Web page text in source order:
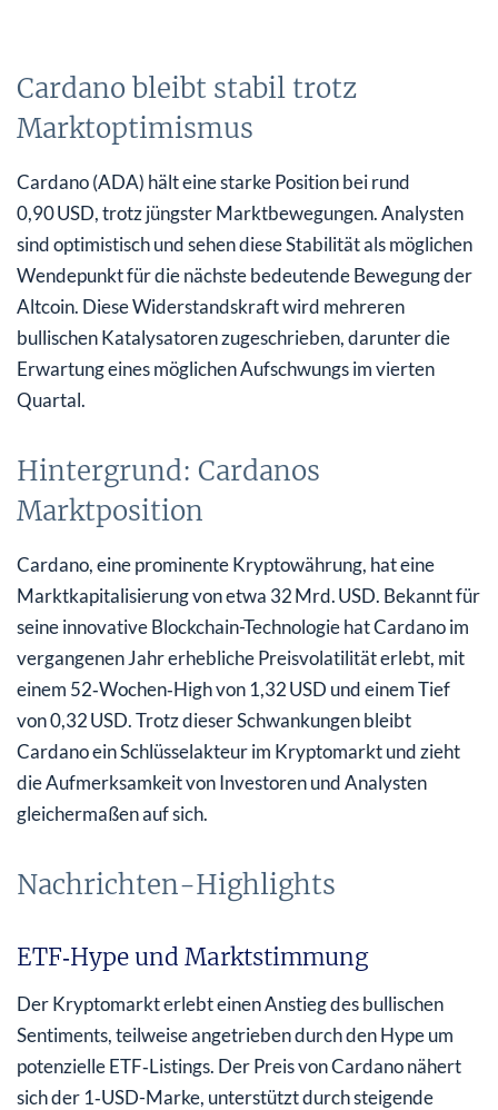
Cardano bleibt stabil trotz
Marktoptimismus
Cardano (ADA) hält eine starke Position bei rund
0,90 USD, trotz jüngster Marktbewegungen. Analysten
sind optimistisch und sehen diese Stabilität als möglichen
Wendepunkt für die nächste bedeutende Bewegung der
Altcoin. Diese Widerstandskraft wird mehreren
bullischen Katalysatoren zugeschrieben, darunter die
Erwartung eines möglichen Aufschwungs im vierten
Quartal.
Hintergrund: Cardanos
Marktposition
Cardano, eine prominente Kryptowährung, hat eine
Marktkapitalisierung von etwa 32 Mrd. USD. Bekannt für
seine innovative Blockchain-Technologie hat Cardano im
vergangenen Jahr erhebliche Preisvolatilität erlebt, mit
einem 52‑Wochen‑High von 1,32 USD und einem Tief
von 0,32 USD. Trotz dieser Schwankungen bleibt
Cardano ein Schlüsselakteur im Kryptomarkt und zieht
die Aufmerksamkeit von Investoren und Analysten
gleichermaßen auf sich.
Nachrichten-Highlights
ETF‑Hype und Marktstimmung
Der Kryptomarkt erlebt einen Anstieg des bullischen
Sentiments, teilweise angetrieben durch den Hype um
potenzielle ETF‑Listings. Der Preis von Cardano nähert
sich der 1‑USD-Marke, unterstützt durch steigende